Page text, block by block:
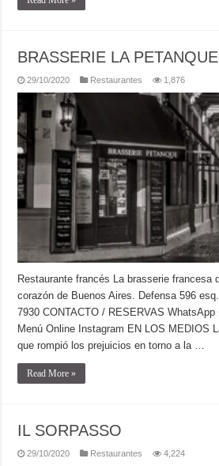
BRASSERIE LA PETANQUE
29/10/2020 Restaurantes 1,876
Restaurante francés La brasserie francesa
corazón de Buenos Aires. Defensa 596
7930 CONTACTO / RESERVAS WhatsApp
Menú Online Instagram EN LOS MEDIOS
que rompió los prejuicios en torno a la …
Read More »
IL SORPASSO
29/10/2020 Restaurantes 4,224